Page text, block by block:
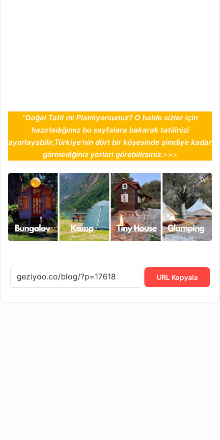
''Doğal Tatil mi Planlıyorsunuz? O halde sizler için
hazırladığımız bu sayfalara bakarak tatilinizi
ayarlayabilir,Türkiye'nin dört bir köşesinde şimdiye kadar
görmediğiniz yerleri görebilirsiniz.>>>
URL Kopyala